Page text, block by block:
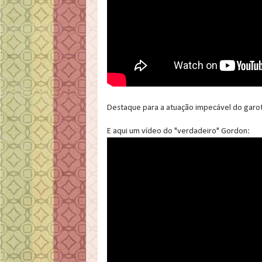
Destaque para a atuação impecável do
E aqui um vídeo do "verdadeiro" Gordon: